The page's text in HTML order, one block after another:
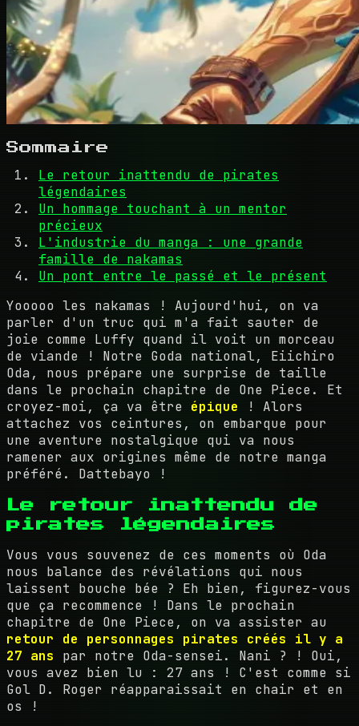
Sommaire
Le retour inattendu de pirates
légendaires
Un hommage touchant à un mentor
précieux
L'industrie du manga : une grande
famille de nakamas
Un pont entre le passé et le présent
Yooooo les nakamas ! Aujourd'hui, on va
parler d'un truc qui m'a fait sauter de
joie comme Luffy quand il voit un morceau
de viande ! Notre Goda national, Eiichiro
Oda, nous prépare une surprise de taille
dans le prochain chapitre de One Piece. Et
croyez-moi, ça va être épique ! Alors
attachez vos ceintures, on embarque pour
une aventure nostalgique qui va nous
ramener aux origines même de notre manga
préféré. Dattebayo !
Le retour inattendu de
pirates légendaires
Vous vous souvenez de ces moments où Oda
nous balance des révélations qui nous
laissent bouche bée ? Eh bien, figurez-vous
que ça recommence ! Dans le prochain
chapitre de One Piece, on va assister au
retour de personnages pirates créés il y a
27 ans par notre Oda-sensei. Nani ? ! Oui,
vous avez bien lu : 27 ans ! C'est comme si
Gol D. Roger réapparaissait en chair et en
os !